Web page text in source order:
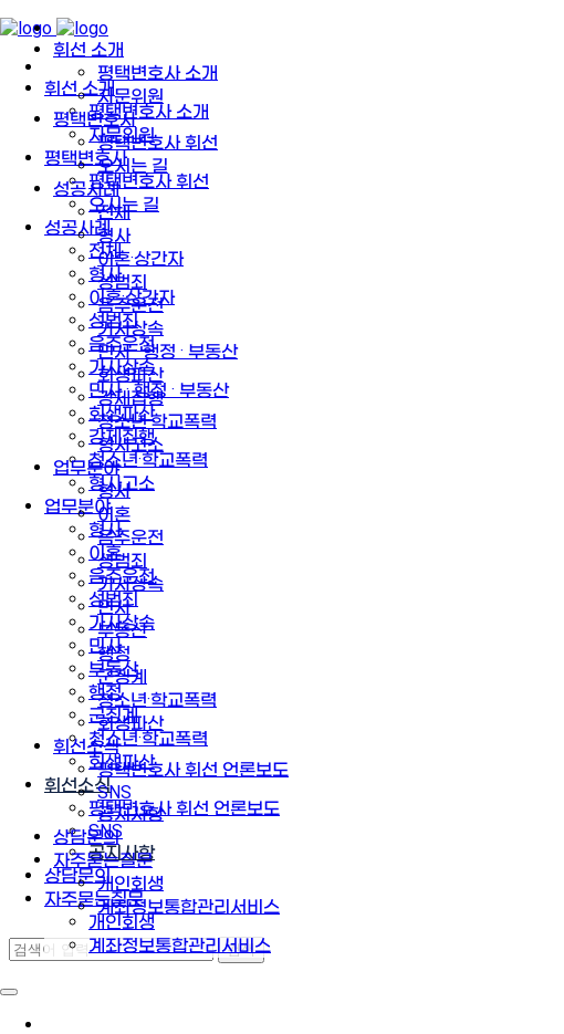
휘선 소개
평택변호사 소개
자문위원
평택변호사
평택변호사 휘선
오시는 길
성공사례
전체
형사
이혼·상간자
성범죄
음주운전
가사상속
민사 · 행정 · 부동산
회생파산
강제집행
청소년·학교폭력
형사고소
업무분야
형사
이혼
음주운전
성범죄
가사상속
민사
부동산
행정
군징계
청소년·학교폭력
회생파산
휘선소식
평택변호사 휘선 언론보도
SNS
공지사항
상담문의
자주묻는질문
개인회생
계좌정보통합관리서비스
휘선 소개
평택변호사 소개
자문위원
평택변호사
평택변호사 휘선
오시는 길
성공사례
전체
형사
이혼·상간자
성범죄
음주운전
가사상속
민사 · 행정 · 부동산
회생파산
강제집행
청소년·학교폭력
형사고소
업무분야
형사
이혼
음주운전
성범죄
가사상속
민사
부동산
행정
군징계
청소년·학교폭력
회생파산
휘선소식
평택변호사 휘선 언론보도
SNS
공지사항
상담문의
자주묻는질문
개인회생
계좌정보통합관리서비스